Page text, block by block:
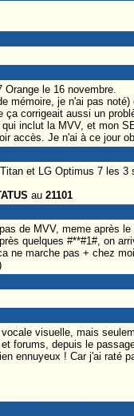
le 16 novembre.
mémoire, je n'ai pas
corrigeait aussi un
inclut la MVV, et mon
accès. Je n'ai à ce jour
et LG Optimus 7 les 3
au 21101
de MVV, meme après le
quelques #**#1#, on
ne marche pas + chez
visuelle, mais
forums, depuis le
ennuyeux ! Car j'ai raté